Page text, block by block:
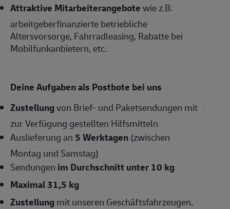
Attraktive Mitarbeiterangebotewie z.B.
arbeitgeberfinanzierte betriebliche
Altersvorsorge, Fahrradleasing, Rabatte bei
Mobilfunkanbietern, etc.
Deine Aufgaben als Postbote bei uns
Zustellungvon Brief- und Paketsendungen mit
zur Verfügung gestellten Hilfsmitteln
Auslieferung an5 Werktagen (zwischen
Montag und Samstag)
Sendungen im Durchschnitt unter 10 kg
Maximal 31,5 kg
Zustellungmit unseren Geschäftsfahrzeugen,